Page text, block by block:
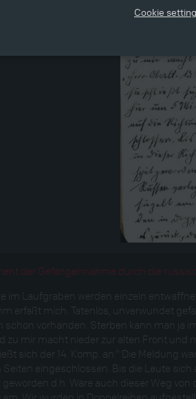
der Gefangennahme durch die
im Laufgraben werden einzeln
erfaßt mich. Tatenlos, unverwundet
schon vorhanden. Sterben kann man ja
zu mir macht nieder zur alten Front und
sich der 14. Komp. an.“ Die Meldung
Seiten eingeschlossen. Bis die Leute
geworden d.h. Wäre auch dieser Weg
Cookie